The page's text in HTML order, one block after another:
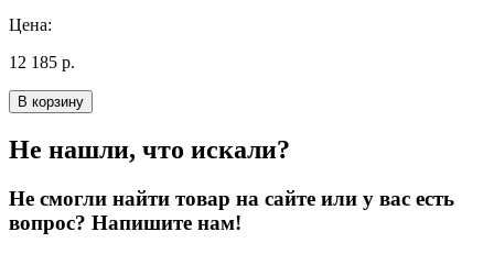
Цена:
12 185 р.
В корзину
Не нашли, что искали?
Не смогли найти товар на сайте или у вас есть
вопрос? Напишите нам!